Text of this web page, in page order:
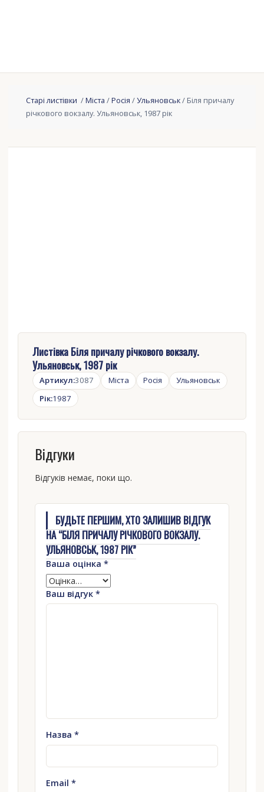
Старі листівки /Міста /Росія /Ульяновськ/ Біля причалу
річкового вокзалу. Ульяновськ, 1987 рік
Листівка Біля причалу річкового вокзалу.
Ульяновськ, 1987 рік
Артикул:3087 Міста Росія
Ульяновськ
Рік:1987
Відгуки
Відгуків немає, поки що.
БУДЬТЕ ПЕРШИМ, ХТО ЗАЛИШИВ ВІДГУК
НА “БІЛЯ ПРИЧАЛУ РІЧКОВОГО ВОКЗАЛУ.
УЛЬЯНОВСЬК, 1987 РІК”
Ваша оцінка *
Ваш відгук *
Назва *
Email *